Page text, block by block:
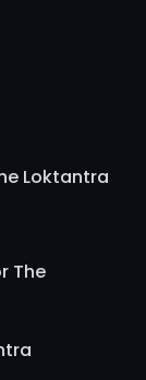
Loktantra
The